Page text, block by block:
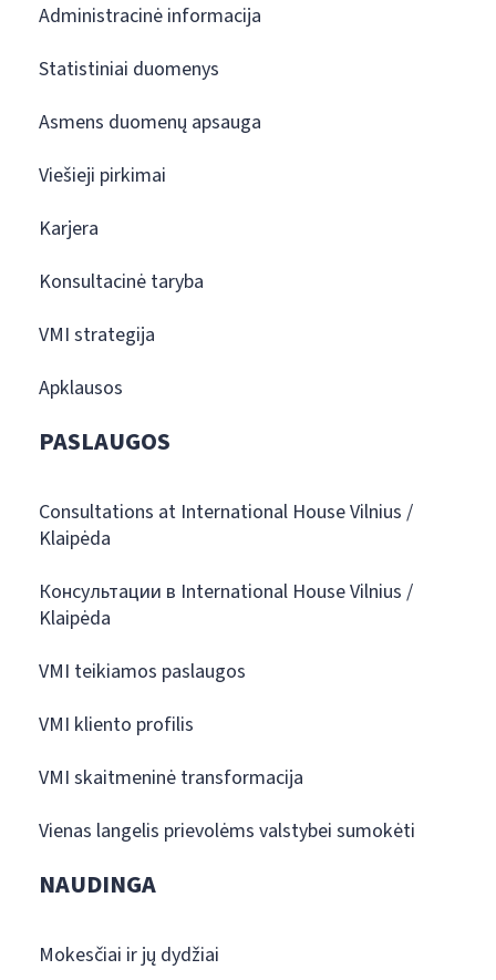
Administracinė informacija
Statistiniai duomenys
Asmens duomenų apsauga
Viešieji pirkimai
Karjera
Konsultacinė taryba
VMI strategija
Apklausos
PASLAUGOS
Consultations at International House Vilnius /
Klaipėda
Консультации в International House Vilnius /
Klaipėda
VMI teikiamos paslaugos
VMI kliento profilis
VMI skaitmeninė transformacija
Vienas langelis prievolėms valstybei sumokėti
NAUDINGA
Mokesčiai ir jų dydžiai